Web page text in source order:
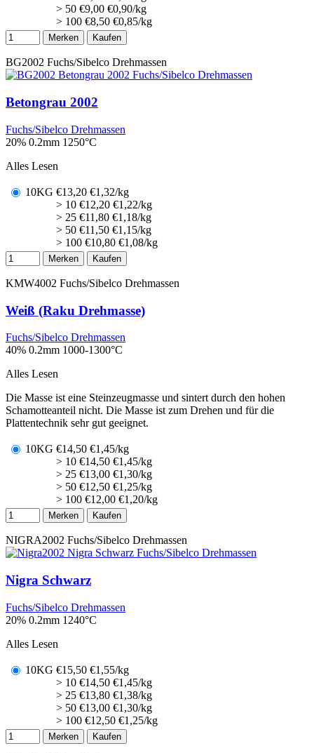
> 50 €9,00 €0,90/kg
> 100 €8,50 €0,85/kg
Merken Kaufen
BG2002 Fuchs/Sibelco Drehmassen
Betongrau 2002
Fuchs/Sibelco Drehmassen
20% 0.2mm 1250°C
Alles Lesen
10KG €13,20 €1,32/kg
> 10 €12,20 €1,22/kg
> 25 €11,80 €1,18/kg
> 50 €11,50 €1,15/kg
> 100 €10,80 €1,08/kg
Merken Kaufen
KMW4002 Fuchs/Sibelco Drehmassen
Weiß (Raku Drehmasse)
Fuchs/Sibelco Drehmassen
40% 0.2mm 1000-1300°C
Alles Lesen
Die Masse ist eine Steinzeugmasse und sintert durch den hohen
Schamotteanteil nicht. Die Masse ist zum Drehen und für die
Plattentechnik sehr gut geeignet.
10KG €14,50 €1,45/kg
> 10 €14,50 €1,45/kg
> 25 €13,00 €1,30/kg
> 50 €12,50 €1,25/kg
> 100 €12,00 €1,20/kg
Merken Kaufen
NIGRA2002 Fuchs/Sibelco Drehmassen
Nigra Schwarz
Fuchs/Sibelco Drehmassen
20% 0.2mm 1240°C
Alles Lesen
10KG €15,50 €1,55/kg
> 10 €14,50 €1,45/kg
> 25 €13,80 €1,38/kg
> 50 €13,00 €1,30/kg
> 100 €12,50 €1,25/kg
Merken Kaufen